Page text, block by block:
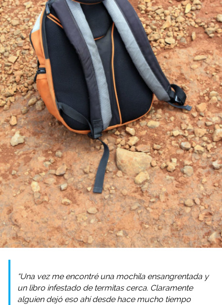
“Una vez me encontré una mochila ensangrentada y
un libro infestado de termitas cerca. Claramente
alguien dejó eso ahí desde hace mucho tiempo